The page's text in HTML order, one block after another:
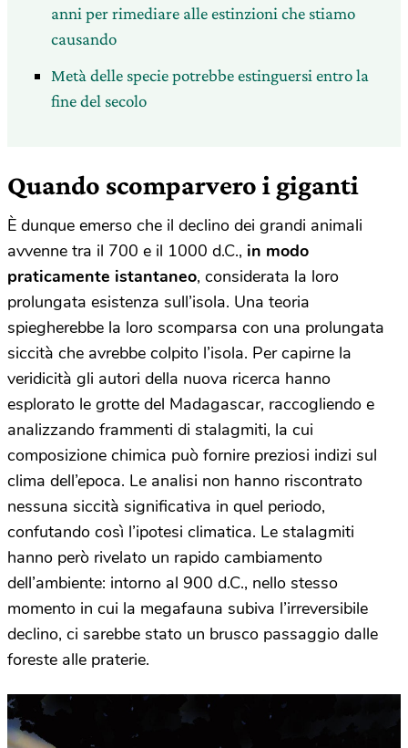
anni per rimediare alle estinzioni che stiamo
causando
Metà delle specie potrebbe estinguersi entro la
fine del secolo
Quando scomparvero i giganti
È dunque emerso che il declino dei grandi animali
avvenne tra il 700 e il 1000 d.C., in modo
praticamente istantaneo, considerata la loro
prolungata esistenza sull’isola. Una teoria
spiegherebbe la loro scomparsa con una prolungata
siccità che avrebbe colpito l’isola. Per capirne la
veridicità gli autori della nuova ricerca hanno
esplorato le grotte del Madagascar, raccogliendo e
analizzando frammenti di stalagmiti, la cui
composizione chimica può fornire preziosi indizi sul
clima dell’epoca. Le analisi non hanno riscontrato
nessuna siccità significativa in quel periodo,
confutando così l’ipotesi climatica. Le stalagmiti
hanno però rivelato un rapido cambiamento
dell’ambiente: intorno al 900 d.C., nello stesso
momento in cui la megafauna subiva l’irreversibile
declino, ci sarebbe stato un brusco passaggio dalle
foreste alle praterie.